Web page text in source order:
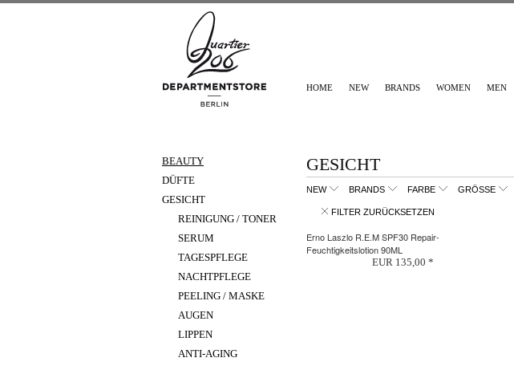
HOME NEW BRANDS WOMEN MEN
BEAUTY
DÜFTE
GESICHT
REINIGUNG / TONER
SERUM
TAGESPFLEGE
NACHTPFLEGE
PEELING / MASKE
AUGEN
LIPPEN
ANTI-AGING
GESICHT
NEW BRANDS FARBE GRÖSSE
FILTER ZURÜCKSETZEN
Erno Laszlo R.E.M SPF30 Repair-
Feuchtigkeitslotion 90ML
EUR 135,00 *